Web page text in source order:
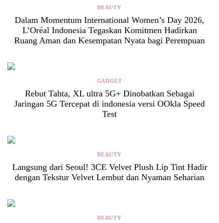
BEAUTY
Dalam Momentum International Women’s Day 2026,
L’Oréal Indonesia Tegaskan Komitmen Hadirkan
Ruang Aman dan Kesempatan Nyata bagi Perempuan
GADGET
Rebut Tahta, XL ultra 5G+ Dinobatkan Sebagai
Jaringan 5G Tercepat di indonesia versi OOkla Speed
Test
BEAUTY
Langsung dari Seoul! 3CE Velvet Plush Lip Tint Hadir
dengan Tekstur Velvet Lembut dan Nyaman Seharian
BEAUTY